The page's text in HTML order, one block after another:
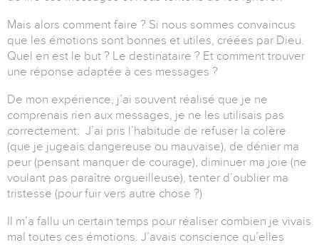
Mais alors comment faire ? Si nous sommes convaincus
que les émotions sont bonnes et utiles, créées par Dieu.
Quel en est le but ? Le destinataire ? Et comment trouver
une réponse adaptée à ces messages ?
De mon expérience, j’ai souvent réalisé que je ne
comprenais rien aux messages, je ne les utilisais pas
correctement. J’ai pris l’habitude de refuser la colère
(que je jugeais dangereuse ou mauvaise), de dénier ma
peur (pensant manquer de courage), diminuer ma joie (ne
voulant pas paraître orgueilleuse), tenter d’oublier ma
tristesse (pour fuir vers autre chose ?)
Il m’a fallu un certain temps pour réaliser combien je vivais
mal toutes ces émotions. J’avais conscience qu’elles